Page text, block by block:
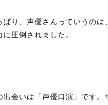
り、声優さんっていうの
圧倒されました。
会いは「声優口演」です。